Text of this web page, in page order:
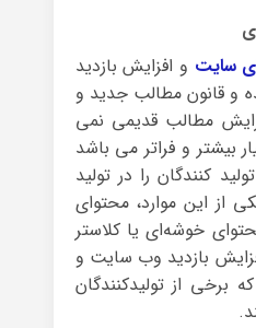
سایت و افزایش بازدید
و قانون مطالب جدید و
مطالب قدیمی نمی
بیشتر و فراتر می باشد
کنندگان را در تولید
از این موارد، محتوای
خوشه‌ای یا کلاستر
بازدید وب سایت و
برخی از تولیدکنندگان